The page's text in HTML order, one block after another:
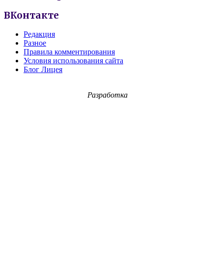
ВКонтакте
Редакция
Разное
Правила комментирования
Условия использования сайта
Блог Лицея
Разработка